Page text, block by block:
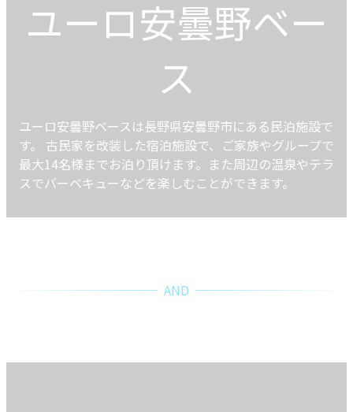
ユーロ安曇野ベー
ス
ユーロ安曇野ベースは長野県安曇野市にある民泊施設で
す。 古民家を改装した宿泊施設で、ご家族やグループで
最大14名様までお泊り頂けます。また周辺の温泉やテラ
スでバーベキューなどを楽しむことができます。